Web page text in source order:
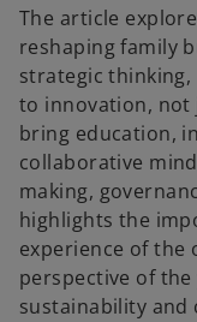
t
a
b
The article
reshaping family
strategic
to innovation, not
bring education,
collaborative
making,
highlights the
experience of the
perspective of
sustainability and